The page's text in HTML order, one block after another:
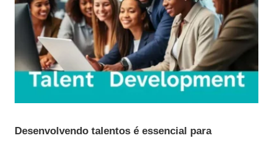
Desenvolvendo talentos é essencial para